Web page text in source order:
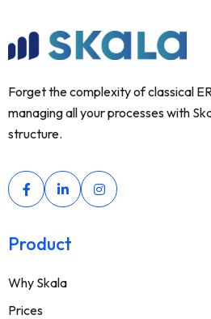
Forget the complexity of classical
managing all your processes with
structure.
Product
Why Skala
Prices